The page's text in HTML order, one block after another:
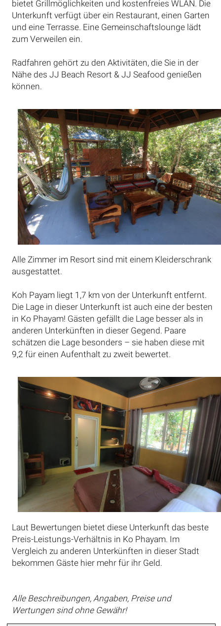
bietet Grillmöglichkeiten und kostenfreies WLAN. Die
Unterkunft verfügt über ein Restaurant, einen Garten
und eine Terrasse. Eine Gemeinschaftslounge lädt
zum Verweilen ein.
Radfahren gehört zu den Aktivitäten, die Sie in der
Nähe des JJ Beach Resort & JJ Seafood genießen
können.
Alle Zimmer im Resort sind mit einem Kleiderschrank
ausgestattet.
Koh Payam liegt 1,7 km von der Unterkunft entfernt.
Die Lage in dieser Unterkunft ist auch eine der besten
in Ko Phayam! Gästen gefällt die Lage besser als in
anderen Unterkünften in dieser Gegend. Paare
schätzen die Lage besonders – sie haben diese mit
9,2 für einen Aufenthalt zu zweit bewertet.
Laut Bewertungen bietet diese Unterkunft das beste
Preis-Leistungs-Verhältnis in Ko Phayam. Im
Vergleich zu anderen Unterkünften in dieser Stadt
bekommen Gäste hier mehr für ihr Geld.
Alle Beschreibungen, Angaben, Preise und
Wertungen sind ohne Gewähr!